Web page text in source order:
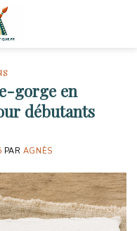
gorge en
débutants
PAR AGNÈS